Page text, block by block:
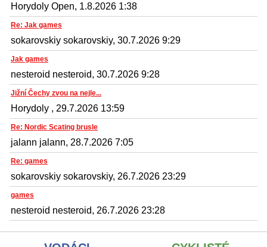
Horydoly Open, 1.8.2026 1:38
Re: Jak games
sokarovskiy sokarovskiy, 30.7.2026 9:29
Jak games
nesteroid nesteroid, 30.7.2026 9:28
Jižní Čechy zvou na nejle...
Horydoly , 29.7.2026 13:59
Re: Nordic Scating brusle
jalann jalann, 28.7.2026 7:05
Re: games
sokarovskiy sokarovskiy, 26.7.2026 23:29
games
nesteroid nesteroid, 26.7.2026 23:28